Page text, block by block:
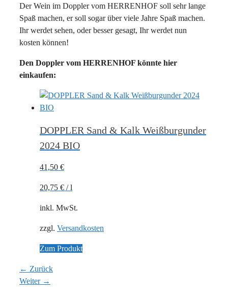
Der Wein im Doppler vom HERRENHOF soll sehr lange
Spaß machen, er soll sogar über viele Jahre Spaß machen.
Ihr werdet sehen, oder besser gesagt, Ihr werdet nun
kosten können!
Den Doppler vom HERRENHOF könnte hier
einkaufen:
DOPPLER Sand & Kalk Weißburgunder
2024 BIO
41,50 €
20,75 € /l
inkl. MwSt.
zzgl. Versandkosten
Zum Produkt
← Zurück
Weiter →